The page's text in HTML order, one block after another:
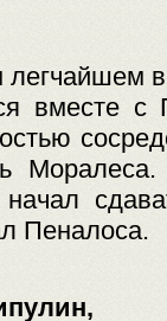
легчайшем
вместе
начал
Пеналоса.